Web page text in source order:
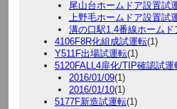
尾山台ホームドア設置試
上野毛ホームドア設置試
溝の口駅1.4番線ホームド
4106F8R化組成試運転(1)
Y511F出場試運転(1)
5120FALL4扉化/TIP確認試運
2016/01/09(1)
2016/01/10(1)
5177F新造試運転(1)